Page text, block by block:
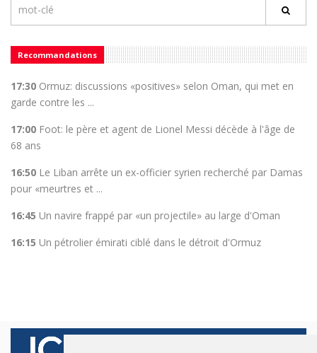
Recommandations
17:30 Ormuz: discussions «positives» selon Oman, qui met en
garde contre les ...
17:00 Foot: le père et agent de Lionel Messi décède à l'âge de
68 ans
16:50 Le Liban arrête un ex-officier syrien recherché par Damas
pour «meurtres et ...
16:45 Un navire frappé par «un projectile» au large d'Oman
16:15 Un pétrolier émirati ciblé dans le détroit d'Ormuz